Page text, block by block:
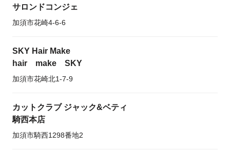
サロンドコンジェ
加須市花崎4-6-6
SKY Hair Make
hair make SKY
加須市花崎北1-7-9
カットクラブ ジャック&ベティ
騎西本店
加須市騎西1298番地2